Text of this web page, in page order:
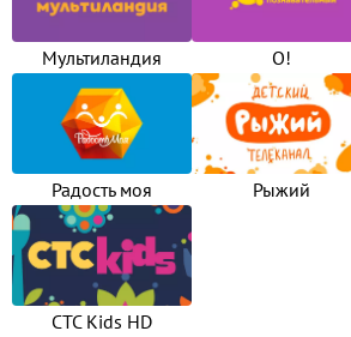
Мультиландия О!
Радость моя Рыжий
СТС Kids HD